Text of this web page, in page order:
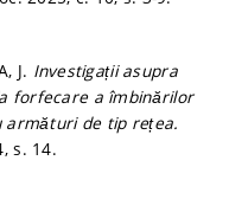
J. Investigații asupra
forfecare a îmbinărilor
de tip rețea.
s. 14.